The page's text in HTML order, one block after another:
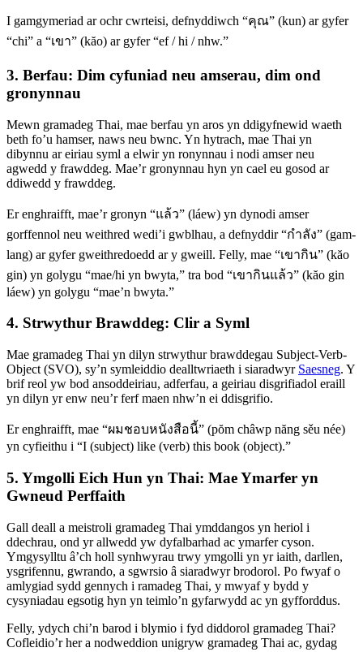
I gamgymeriad ar ochr cwrteisi, defnyddiwch “คุณ” (kun) ar gyfer
“chi” a “เขา” (kăo) ar gyfer “ef / hi / nhw.”
3. Berfau: Dim cyfuniad neu amserau, dim ond
gronynnau
Mewn gramadeg Thai, mae berfau yn aros yn ddigyfnewid waeth
beth fo’u hamser, naws neu bwnc. Yn hytrach, mae Thai yn
dibynnu ar eiriau syml a elwir yn ronynnau i nodi amser neu
agwedd y frawddeg. Mae’r gronynnau hyn yn cael eu gosod ar
ddiwedd y frawddeg.
Er enghraifft, mae’r gronyn “แล้ว” (láew) yn dynodi amser
gorffennol neu weithred wedi’i gwblhau, a defnyddir “กําลัง” (gam-
lang) ar gyfer gweithredoedd ar y gweill. Felly, mae “เขากิน” (kăo
gin) yn golygu “mae/hi yn bwyta,” tra bod “เขากินแล้ว” (kăo gin
láew) yn golygu “mae’n bwyta.”
4. Strwythur Brawddeg: Clir a Syml
Mae gramadeg Thai yn dilyn strwythur brawddegau Subject-Verb-
Object (SVO), sy’n symleiddio dealltwriaeth i siaradwyr Saesneg. Y
brif reol yw bod ansoddeiriau, adferfau, a geiriau disgrifiadol eraill
yn dilyn yr enw neu’r ferf maen nhw’n ei ddisgrifio.
Er enghraifft, mae “ผมชอบหนังสือนี้” (pŏm châwp năng sěu née)
yn cyfieithu i “I (subject) like (verb) this book (object).”
5. Ymgolli Eich Hun yn Thai: Mae Ymarfer yn
Gwneud Perffaith
Gall deall a meistroli gramadeg Thai ymddangos yn heriol i
ddechrau, ond yr allwedd yw dyfalbarhad ac ymarfer cyson.
Ymgysylltu â’ch holl synhwyrau trwy ymgolli yn yr iaith, darllen,
ysgrifennu, gwrando, a sgwrsio â siaradwyr brodorol. Po fwyaf o
amlygiad sydd gennych i ramadeg Thai, y mwyaf y bydd y
cysyniadau egsotig hyn yn teimlo’n gyfarwydd ac yn gyfforddus.
Felly, ydych chi’n barod i blymio i fyd diddorol gramadeg Thai?
Cofleidio’r her a nodweddion unigryw gramadeg Thai ac, gydag